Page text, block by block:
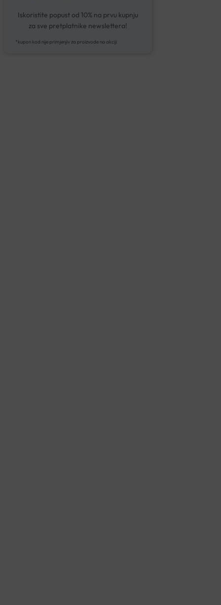
Iskoristite popust od 10% na prvu kupnju
za sve pretplatnike newslettera!
*kupon kod nije primjenjiv za proizvode na akciji